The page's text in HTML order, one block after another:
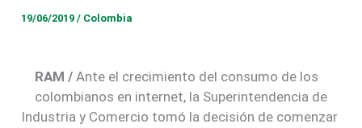
19/06/2019/ Colombia
RAM /Ante el crecimiento del consumo de los
colombianos en internet, la Superintendencia de
Industria y Comercio tomó la decisión de comenzar